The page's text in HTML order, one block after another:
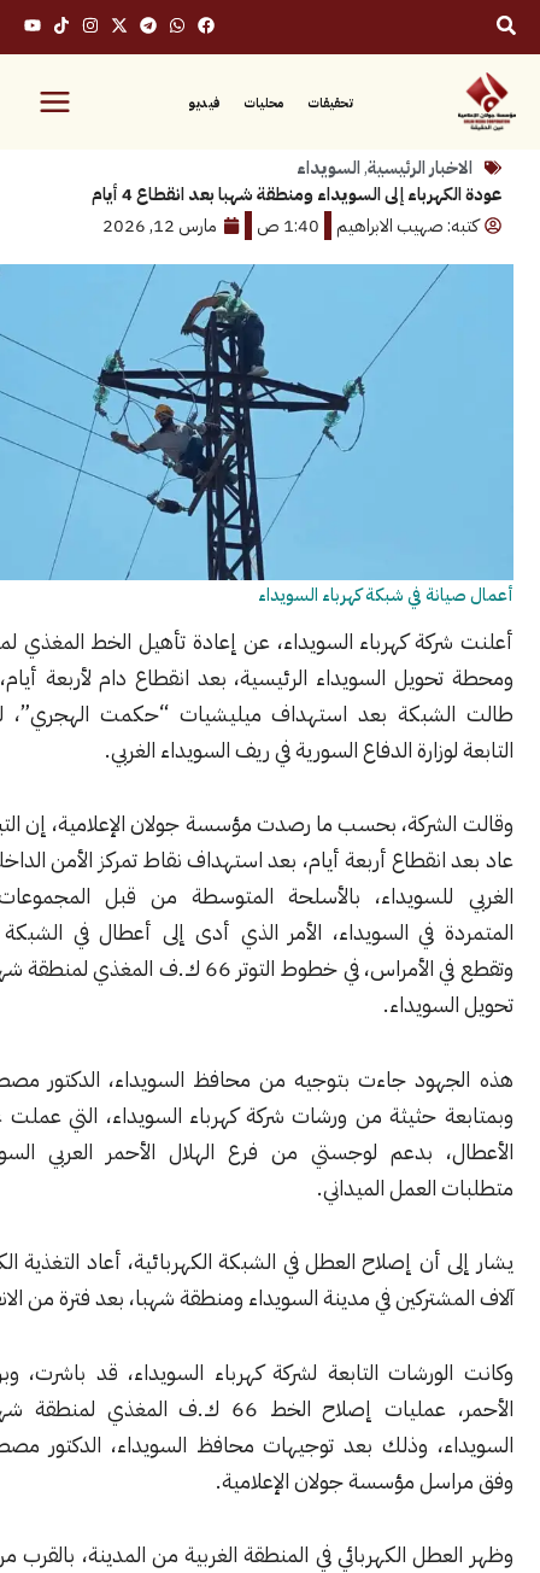
محليات فيديو
الرئيسية,السويداء
إلى السويداء ومنطقة شهبا بعد انقطاع 4 أيام
صهيب الابراهيم
1:40 ص مارس 12, 2026
في شبكة كهرباء السويداء
كهرباء السويداء، عن إعادة تأهيل الخط المغذي لمنطقة شهبا
السويداء الرئيسية، بعد انقطاع دام لأربعة أيام، إثر أعطال
بعد استهداف ميليشيات “حكمت الهجري”، لقوى الأمن
الدفاع السورية في ريف السويداء الغربي.
بحسب ما رصدت مؤسسة جولان الإعلامية، إن التيار الكهربائي
أربعة أيام، بعد استهداف نقاط تمركز الأمن الداخلي في الريف
للسويداء، بالأسلحة المتوسطة من قبل المجموعات المسلحة
في السويداء، الأمر الذي أدى إلى أعطال في الشبكة الكهربائية،
وتقطع في الأمراس، في خطوط التوتر 66 ك.ف المغذي لمنطقة شهبا، ومحطة
جاءت بتوجيه من محافظ السويداء، الدكتور مصطفى البكور،
حثيثة من ورشات شركة كهرباء السويداء، التي عملت على إصلاح
بدعم لوجستي من فرع الهلال الأحمر العربي السوري لتأمين
الميداني.
أن إصلاح العطل في الشبكة الكهربائية، أعاد التغذية الكهربائية إلى
في مدينة السويداء ومنطقة شهبا، بعد فترة من الانقطاع.
التابعة لشركة كهرباء السويداء، قد باشرت، وبرفقة الهلال
الأحمر، عمليات إصلاح الخط 66 ك.ف المغذي لمنطقة شهبا ومحطة
وذلك بعد توجيهات محافظ السويداء، الدكتور مصطفى البكور،
مؤسسة جولان الإعلامية.
الكهربائي في المنطقة الغربية من المدينة، بالقرب من قرية ولغا